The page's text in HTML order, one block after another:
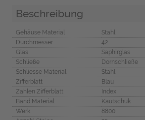
Beschreibung
Gehäuse Material
Stahl
Durchmesser
42
Glas
Saphirglas
Schließe
Dornschließe
Schliesse Material
Stahl
Zifferblatt
Blau
Zahlen Zifferblatt
Index
Band Material
Kautschuk
Werk
8800